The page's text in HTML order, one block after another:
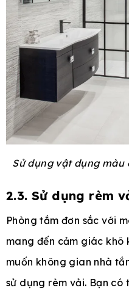
Sử dụng vật dụng
2.3. Sử dụng rèm
Phòng tắm đơn sắc với
mang đến cảm giác khô
muốn không gian nhà
sử dụng rèm vải. Bạn có